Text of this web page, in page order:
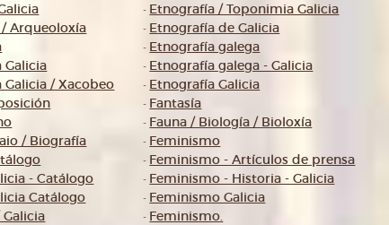
Arqueoloxía
/ Xacobeo
/ Biografía
- Catálogo
Catálogo
- Etnografía / Toponimia Galicia
- Etnografía de Galicia
- Etnografía galega
- Etnografía galega - Galicia
- Etnografía Galicia
- Fantasía
- Fauna / Biología / Bioloxía
- Feminismo
- Feminismo - Artículos de prensa
- Feminismo - Historia - Galicia
- Feminismo Galicia
- Feminismo.